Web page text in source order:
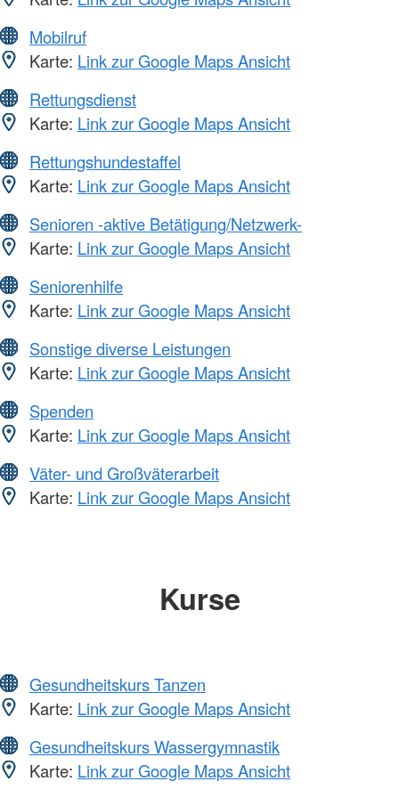
Mobilruf
Karte: Link zur Google Maps Ansicht
Rettungsdienst
Karte: Link zur Google Maps Ansicht
Rettungshundestaffel
Karte: Link zur Google Maps Ansicht
Senioren -aktive Betätigung/Netzwerk-
Karte: Link zur Google Maps Ansicht
Seniorenhilfe
Karte: Link zur Google Maps Ansicht
Sonstige diverse Leistungen
Karte: Link zur Google Maps Ansicht
Spenden
Karte: Link zur Google Maps Ansicht
Väter- und Großväterarbeit
Karte: Link zur Google Maps Ansicht
Kurse
Gesundheitskurs Tanzen
Karte: Link zur Google Maps Ansicht
Gesundheitskurs Wassergymnastik
Karte: Link zur Google Maps Ansicht